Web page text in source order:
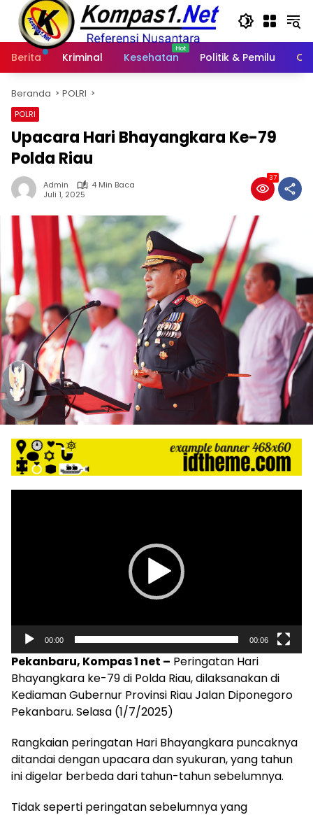
Langsung
konten
Berita
Kriminal Kesehatan Politik & Pemilu
Beranda POLRI
POLRI
Upacara Hari Bhayangkara Ke-79
Polda Riau
Admin
4 Min Baca
Juli 1, 2025
37
00:00 00:06
Pekanbaru, Kompas 1 net – Peringatan Hari
Bhayangkara ke-79 di Polda Riau, dilaksanakan di
Kediaman Gubernur Provinsi Riau Jalan Diponegoro
Pekanbaru. Selasa (1/7/2025)
Rangkaian peringatan Hari Bhayangkara puncaknya
ditandai dengan upacara dan syukuran, yang tahun
ini digelar berbeda dari tahun-tahun sebelumnya.
Tidak seperti peringatan sebelumnya yang